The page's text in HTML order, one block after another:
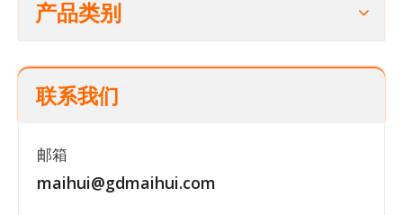
产品类别
联系我们
邮箱
maihui@gdmaihui.com